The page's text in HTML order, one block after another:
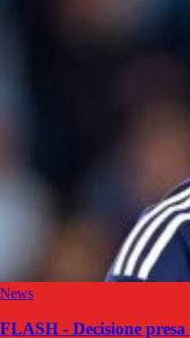
News
FLASH - Decisione